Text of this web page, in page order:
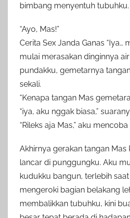
bimbang menyentuh tubuhku.
“Ayo, Mas!”
Cerita Sex Janda Ganas “Iya…
mulai merasakan dinginnya
pundakku, gemetarnya
sekali.
“Kenapa tangan Mas
“iya, aku nggak biasa,”
“Rileks aja Mas,” aku
Akhirnya gerakan tangan Mas
lancar di punggungku. Aku
kudukku bangun, terlebih
mengeroki bagian belakang
membalikkan tubuhku, kini